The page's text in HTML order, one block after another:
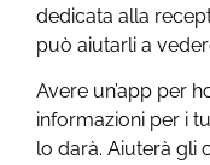
dedicata alla
può aiutarli a
Avere un’app per
informazioni per i
lo darà. Aiuterà gli